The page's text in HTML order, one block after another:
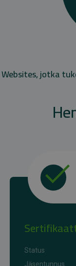
Websites, jotka
Status
Jäsentunnus